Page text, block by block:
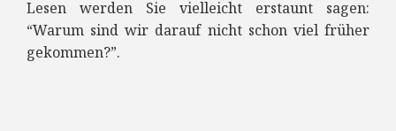
Lesen werden Sie vielleicht erstaunt sagen:
“Warum sind wir darauf nicht schon viel früher
gekommen?”.